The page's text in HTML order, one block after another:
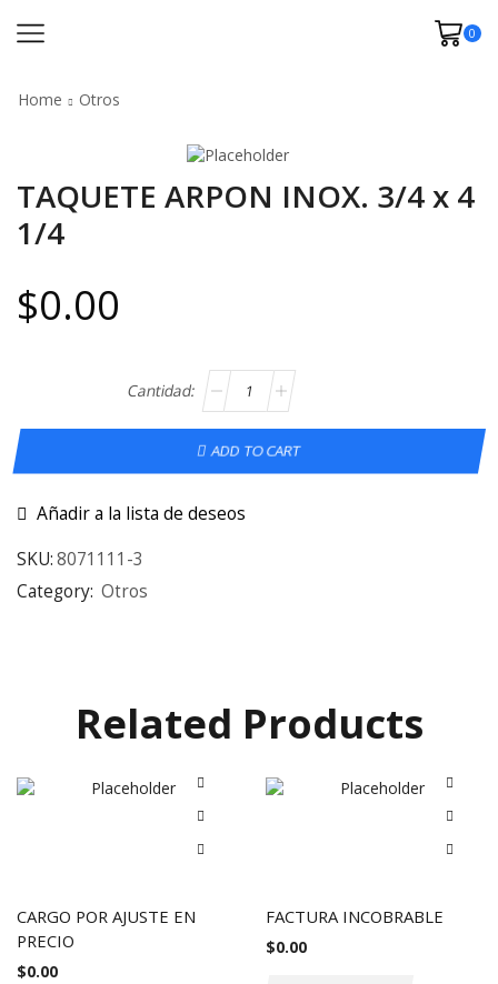
0
Home Otros
TAQUETE ARPON INOX. 3/4 x 4
1/4
$0.00
ADD TO CART
Añadir a la lista de deseos
SKU:8071111-3
Category: Otros
Related Products
CARGO POR AJUSTE EN
PRECIO
$0.00
FACTURA INCOBRABLE
$0.00